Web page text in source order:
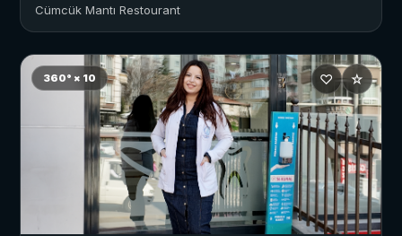
Cümcük Mantı Restourant
360° × 10 ♡ ☆